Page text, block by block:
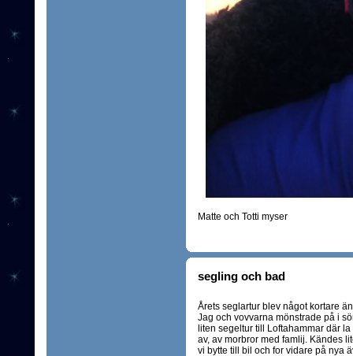
Matte och Totti myser
segling och bad
Årets seglartur blev något kortare
Jag och vovvarna mönstrade på i
liten segeltur till Loftahammar där
av, av morbror med famlij. Kändes
vi bytte till bil och for vidare på nya